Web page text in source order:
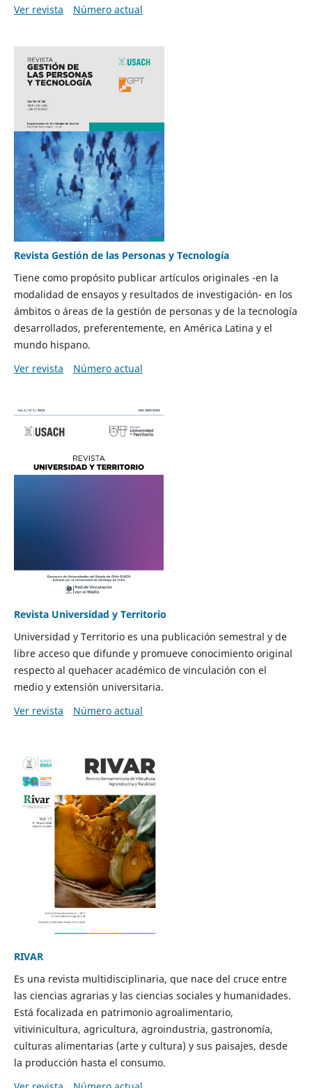
Ver revista
Número actual
Revista Gestión de las Personas y Tecnología
Tiene como propósito publicar artículos originales -en la
modalidad de ensayos y resultados de investigación- en los
ámbitos o áreas de la gestión de personas y de la tecnología
desarrollados, preferentemente, en América Latina y el
mundo hispano.
Ver revista
Número actual
Revista Universidad y Territorio
Universidad y Territorio es una publicación semestral y de
libre acceso que difunde y promueve conocimiento original
respecto al quehacer académico de vinculación con el
medio y extensión universitaria.
Ver revista
Número actual
RIVAR
Es una revista multidisciplinaria, que nace del cruce entre
las ciencias agrarias y las ciencias sociales y humanidades.
Está focalizada en patrimonio agroalimentario,
vitivinicultura, agricultura, agroindustria, gastronomía,
culturas alimentarias (arte y cultura) y sus paisajes, desde
la producción hasta el consumo.